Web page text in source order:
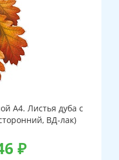
А4. Листья дуба с
ВД-лак)
₽